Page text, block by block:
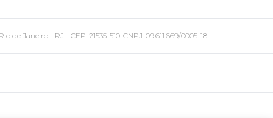
Janeiro - RJ - CEP: 21535-510. CNPJ: 09.611.669/0005-18